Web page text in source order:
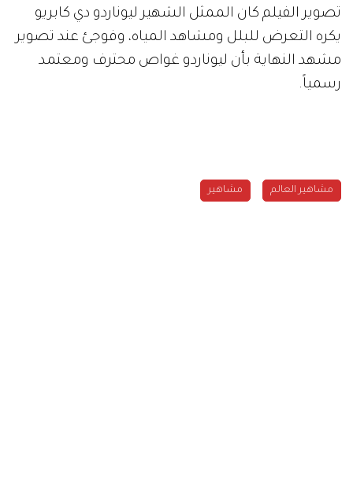
تصوير الفيلم كان الممثل الشهير ليوناردو دي كابريو
يكره التعرض للبلل ومشاهد المياه، وفوجئ عند تصوير
مشهد النهاية بأن ليوناردو غواص محترف ومعتمد
رسمياً.
مشاهير العالم مشاهير